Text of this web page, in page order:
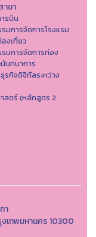
าขา
รบิน
มการจัดการโรงแรม
งเที่ยว
มการจัดการท่อง
นทนาการ
รกิจดิจิทัลระหว่าง
ตร์ (หลักสูตร 2
า
เทพมหานคร 10300